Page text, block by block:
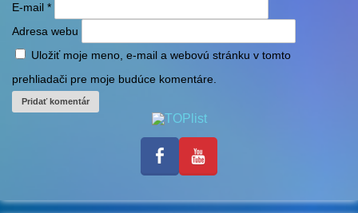
E-mail *
Adresa webu
Uložiť moje meno, e-mail a webovú stránku v tomto
prehliadači pre moje budúce komentáre.